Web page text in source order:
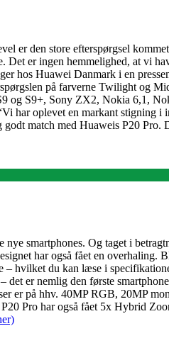
er den store efterspørgsel
Det er ingen hemmelighed, at vi
hos Huawei Danmark i en
på farverne Twilight og
og S9+, Sony ZX2, Nokia 6,1,
har oplevet en markant stigning i
match med Huaweis P20 Pro.
smartphones. Og taget i
har også fået en overhaling.
– hvilket du kan læse i
er nemlig den første
er på hhv. 40MP RGB, 20MP
Pro har også fået 5x Hybrid